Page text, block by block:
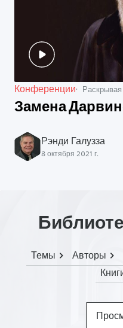
Конференции Раскрывая
Замена
Рэнди Галузза
8 октября 2021 г.
Темы Авторы